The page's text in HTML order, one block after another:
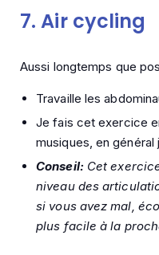
7.Air cycling
Aussi longtemps que
Travaille les
Je fais cet exercice
musiques, en général
Conseil: Cet
niveau des
si vous avez mal,
plus facile à la